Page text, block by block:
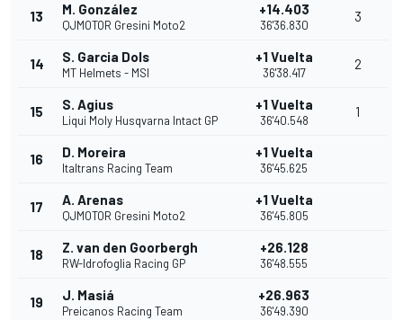
13 M. González
QJMOTOR Gresini Moto2
+14.403
36'36.830
3
14 S. Garcia Dols
MT Helmets - MSI
+1 Vuelta
36'38.417
2
15 S. Agius
Liqui Moly Husqvarna Intact GP
+1 Vuelta
36'40.548
1
16 D. Moreira
Italtrans Racing Team
+1 Vuelta
36'45.625
17 A. Arenas
QJMOTOR Gresini Moto2
+1 Vuelta
36'45.805
18 Z. van den Goorbergh
RW-Idrofoglia Racing GP
+26.128
36'48.555
19 J. Masiá
Preicanos Racing Team
+26.963
36'49.390